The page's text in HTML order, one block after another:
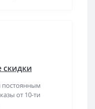
скидки
постоянным
от 10-ти